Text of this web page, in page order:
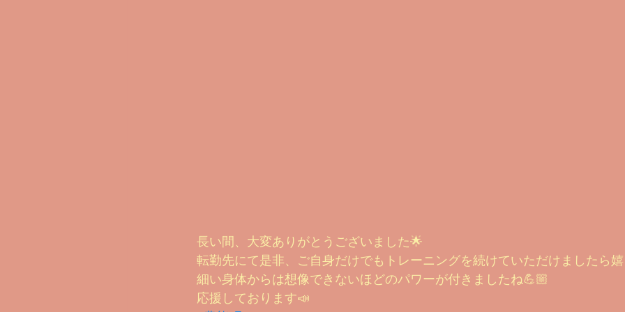
長い間、大変ありがとうございました🌟
転勤先にて是非、ご自身だけでもトレーニングを続けていただけましたら嬉
細い身体からは想像できないほどのパワーが付きましたね💪🏼
応援しております📣